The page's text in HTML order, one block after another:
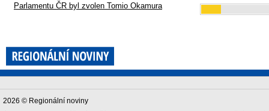
Parlamentu ČR byl zvolen Tomio Okamura
2026 © Regionální noviny